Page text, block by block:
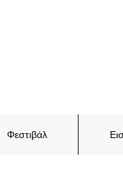
Φεστιβάλ